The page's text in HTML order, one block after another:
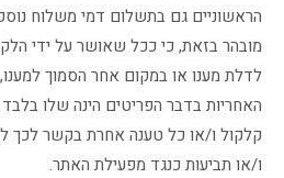
הראשוניים גם בתשלום דמי משלוח
מובהר בזאת, כי ככל שאושר על ידי
לדלת מענו או במקום אחר הסמוך
האחריות בדבר הפריטים הינה שלו
קלקול ו/או כל טענה אחרת בקשר לכך
ו/או תביעות כנגד מפעילת האתר.